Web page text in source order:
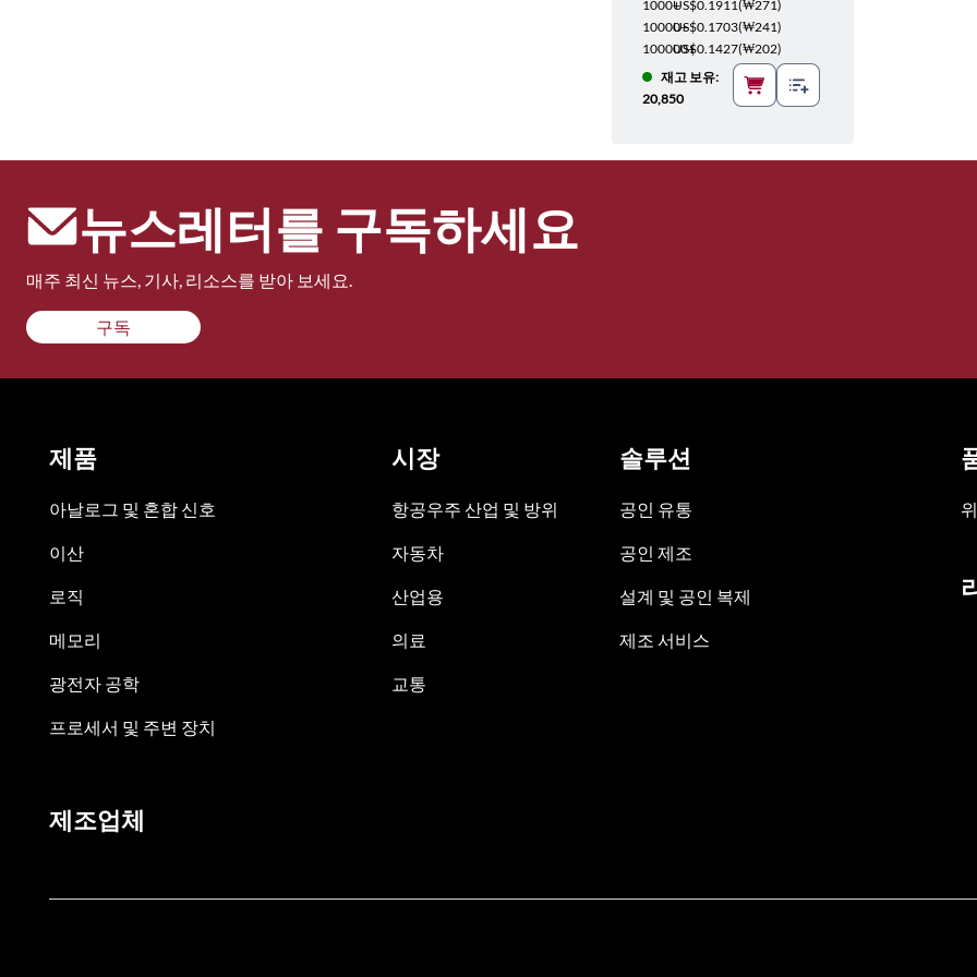
1000+US$0.1911(₩271)
10000+US$0.1703(₩241)
100000+US$0.1427(₩202)
재고 보유:
20,850
뉴스레터를 구독하세요
매주 최신 뉴스, 기사, 리소스를 받아 보세요.
구독
제품
아날로그 및 혼합 신호
이산
로직
메모리
광전자 공학
프로세서 및 주변 장치
시장
항공우주 산업 및 방위
자동차
산업용
의료
교통
솔루션
공인 유통
공인 제조
설계 및 공인 복제
제조 서비스
제조업체